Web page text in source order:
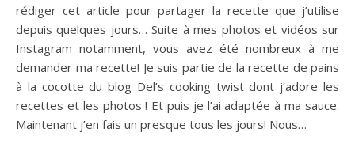
rédiger cet article pour partager la recette que j’utilise
depuis quelques jours… Suite à mes photos et vidéos sur
Instagram notamment, vous avez été nombreux à me
demander ma recette! Je suis partie de la recette de pains
à la cocotte du blog Del’s cooking twist dont j’adore les
recettes et les photos ! Et puis je l’ai adaptée à ma sauce.
Maintenant j’en fais un presque tous les jours! Nous…